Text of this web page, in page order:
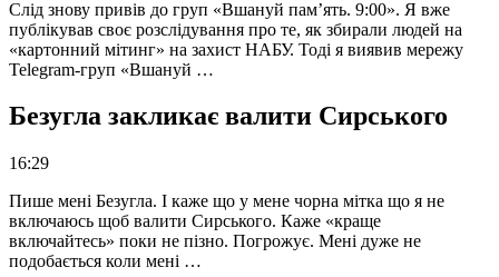
Слід знову привів до груп «Вшануй пам’ять. 9:00». Я вже
публікував своє розслідування про те, як збирали людей на
«картонний мітинг» на захист НАБУ. Тоді я виявив мережу
Telegram-груп «Вшануй …
Безугла закликає валити Сирського
16:29
Пише мені Безугла. І каже що у мене чорна мітка що я не
включаюсь щоб валити Сирського. Каже «краще
включайтесь» поки не пізно. Погрожує. Мені дуже не
подобається коли мені …